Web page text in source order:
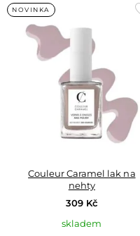
NOVINKA
Couleur Caramel lak na
nehty
309 Kč
skladem